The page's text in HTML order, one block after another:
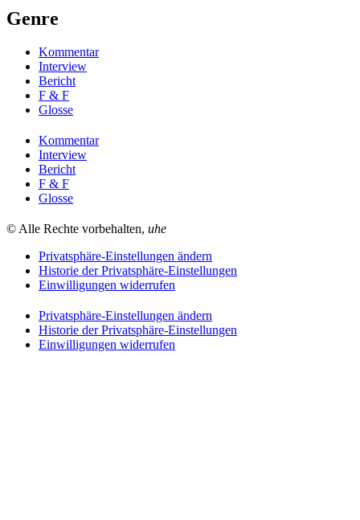
Genre
Kommentar
Interview
Bericht
F & F
Glosse
Kommentar
Interview
Bericht
F & F
Glosse
© Alle Rechte vorbehalten, uhe
Privatsphäre-Einstellungen ändern
Historie der Privatsphäre-Einstellungen
Einwilligungen widerrufen
Privatsphäre-Einstellungen ändern
Historie der Privatsphäre-Einstellungen
Einwilligungen widerrufen